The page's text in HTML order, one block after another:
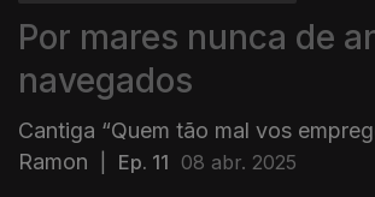
Por mares nunca de
navegados
Cantiga “Quem tão mal vos
Ramon
Ep. 11 08 abr. 2025